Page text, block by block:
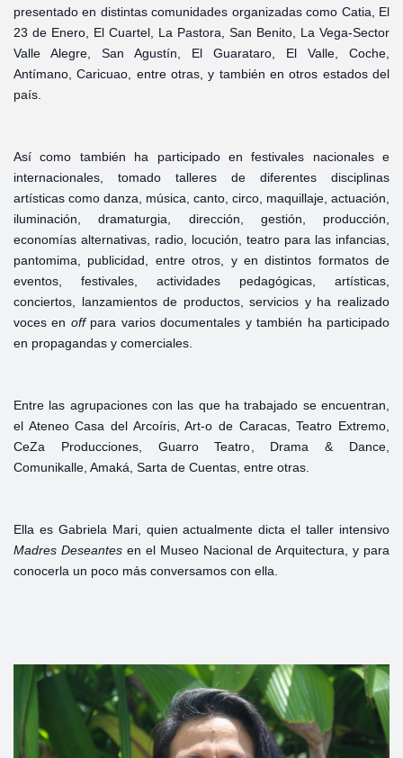
presentado en distintas comunidades organizadas como Catia, El
23 de Enero, El Cuartel, La Pastora, San Benito, La Vega-Sector
Valle Alegre, San Agustín, El Guarataro, El Valle, Coche,
Antímano, Caricuao, entre otras, y también en otros estados del
país.
Así como también ha participado en festivales nacionales e
internacionales, tomado talleres de diferentes disciplinas
artísticas como danza, música, canto, circo, maquillaje, actuación,
iluminación, dramaturgia, dirección, gestión, producción,
economías alternativas, radio, locución, teatro para las infancias,
pantomima, publicidad, entre otros, y en distintos formatos de
eventos, festivales, actividades pedagógicas, artísticas,
conciertos, lanzamientos de productos, servicios y ha realizado
voces en offpara varios documentales y también ha participado
en propagandas y comerciales.
Entre las agrupaciones con las que ha trabajado se encuentran,
el Ateneo Casa del Arcoíris, Art-o de Caracas, Teatro Extremo,
CeZa Producciones, Guarro Teatro, Drama & Dance,
Comunikalle, Amaká, Sarta de Cuentas, entre otras.
Ella es Gabriela Mari, quien actualmente dicta el taller intensivo
Madres Deseantes en el Museo Nacional de Arquitectura, y para
conocerla un poco más conversamos con ella.